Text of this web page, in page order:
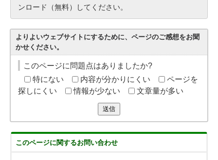
ンロード（無料）してください。
よりよいウェブサイトにするために、ページのご感想をお聞
かせください。
このページに問題点はありましたか?
特にない
内容が分かりにくい
ページを
探しにくい
情報が少ない 文章量が多い
送信
このページに関するお問い合わせ